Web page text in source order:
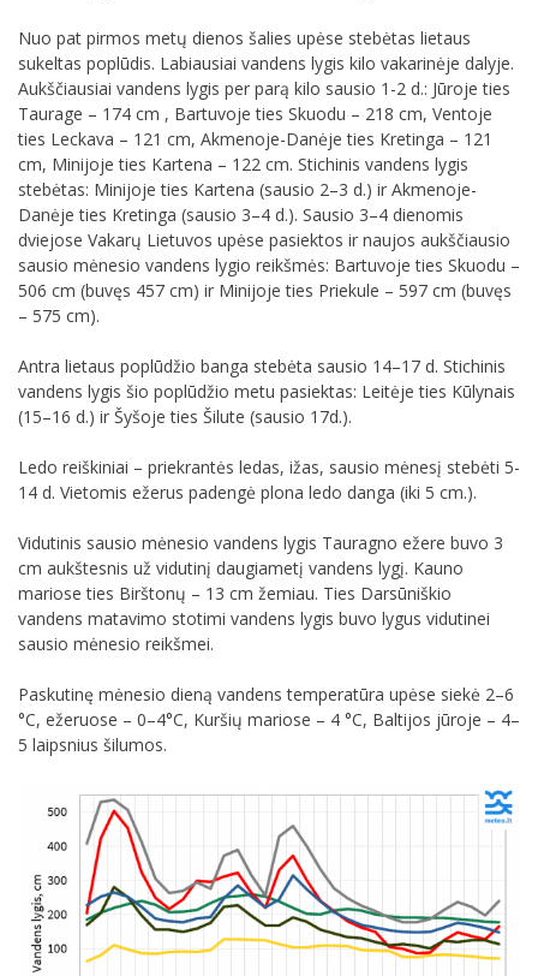
Nuo pat pirmos metų dienos šalies upėse stebėtas lietaus
sukeltas poplūdis. Labiausiai vandens lygis kilo vakarinėje dalyje.
Aukščiausiai vandens lygis per parą kilo sausio 1-2 d.: Jūroje ties
Taurage – 174 cm , Bartuvoje ties Skuodu – 218 cm, Ventoje
ties Leckava – 121 cm, Akmenoje-Danėje ties Kretinga – 121
cm, Minijoje ties Kartena – 122 cm. Stichinis vandens lygis
stebėtas: Minijoje ties Kartena (sausio 2–3 d.) ir Akmenoje-
Danėje ties Kretinga (sausio 3–4 d.). Sausio 3–4 dienomis
dviejose Vakarų Lietuvos upėse pasiektos ir naujos aukščiausio
sausio mėnesio vandens lygio reikšmės: Bartuvoje ties Skuodu –
506 cm (buvęs 457 cm) ir Minijoje ties Priekule – 597 cm (buvęs
– 575 cm).
Antra lietaus poplūdžio banga stebėta sausio 14–17 d. Stichinis
vandens lygis šio poplūdžio metu pasiektas: Leitėje ties Kūlynais
(15–16 d.) ir Šyšoje ties Šilute (sausio 17d.).
Ledo reiškiniai – priekrantės ledas, ižas, sausio mėnesį stebėti 5-
14 d. Vietomis ežerus padengė plona ledo danga (iki 5 cm.).
Vidutinis sausio mėnesio vandens lygis Tauragno ežere buvo 3
cm aukštesnis už vidutinį daugiametį vandens lygį. Kauno
mariose ties Birštonų – 13 cm žemiau. Ties Darsūniškio
vandens matavimo stotimi vandens lygis buvo lygus vidutinei
sausio mėnesio reikšmei.
Paskutinę mėnesio dieną vandens temperatūra upėse siekė 2–6
°C, ežeruose – 0–4°C, Kuršių mariose – 4 °C, Baltijos jūroje – 4–
5 laipsnius šilumos.